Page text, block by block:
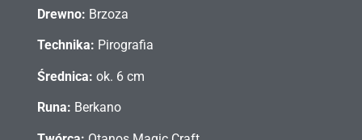
Drewno: Brzoza
Technika: Pirografia
Średnica: ok. 6 cm
Runa: Berkano